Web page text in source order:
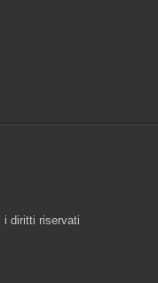
diritti riservati